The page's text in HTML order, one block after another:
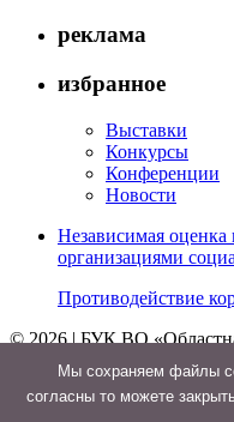
реклама
избранное
Выставки
Конкурсы
Конференции
Новости
Независимая оценка
организациями
Противодействие
© 2026 | БУК ВО
библиотека»
Мы cохраняем файлы
согласны то можете